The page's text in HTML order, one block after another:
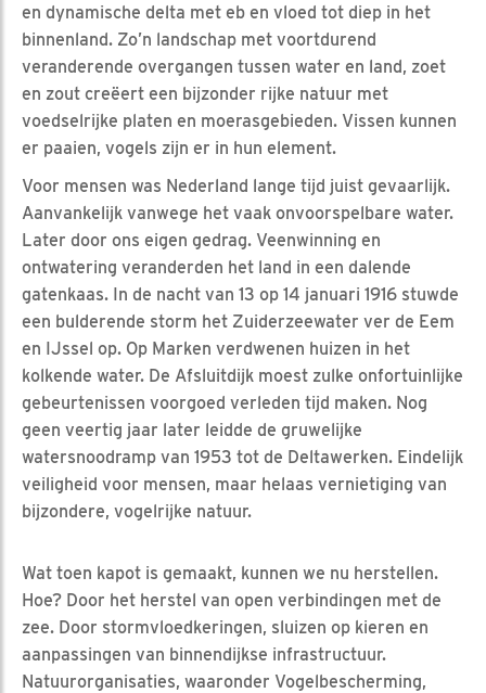
en dynamische delta met eb en vloed tot diep in het
binnenland. Zo’n landschap met voortdurend
veranderende overgangen tussen water en land, zoet
en zout creëert een bijzonder rijke natuur met
voedselrijke platen en moerasgebieden. Vissen kunnen
er paaien, vogels zijn er in hun element.
Voor mensen was Nederland lange tijd juist gevaarlijk.
Aanvankelijk vanwege het vaak onvoorspelbare water.
Later door ons eigen gedrag. Veenwinning en
ontwatering veranderden het land in een dalende
gatenkaas. In de nacht van 13 op 14 januari 1916 stuwde
een bulderende storm het Zuiderzeewater ver de Eem
en IJssel op. Op Marken verdwenen huizen in het
kolkende water. De Afsluitdijk moest zulke onfortuinlijke
gebeurtenissen voorgoed verleden tijd maken. Nog
geen veertig jaar later leidde de gruwelijke
watersnoodramp van 1953 tot de Deltawerken. Eindelijk
veiligheid voor mensen, maar helaas vernietiging van
bijzondere, vogelrijke natuur.
Wat toen kapot is gemaakt, kunnen we nu herstellen.
Hoe? Door het herstel van open verbindingen met de
zee. Door stormvloedkeringen, sluizen op kieren en
aanpassingen van binnendijkse infrastructuur.
Natuurorganisaties, waaronder Vogelbescherming,